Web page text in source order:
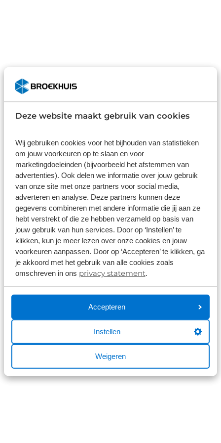
Deze website maakt gebruik van cookies
Wij gebruiken cookies voor het bijhouden van statistieken
om jouw voorkeuren op te slaan en voor
marketingdoeleinden (bijvoorbeeld het afstemmen van
advertenties). Ook delen we informatie over jouw gebruik
van onze site met onze partners voor social media,
adverteren en analyse. Deze partners kunnen deze
gegevens combineren met andere informatie die jij aan ze
hebt verstrekt of die ze hebben verzameld op basis van
jouw gebruik van hun services. Door op ‘Instellen’ te
klikken, kun je meer lezen over onze cookies en jouw
voorkeuren aanpassen. Door op ‘Accepteren’ te klikken, ga
je akkoord met het gebruik van alle cookies zoals
omschreven in ons privacy statement.
Accepteren
Instellen
Weigeren
Application error: aclient-side exception has occurred
while loading broekhuis.nl(see the browser console
more information).